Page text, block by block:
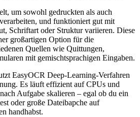
um sowohl gedruckten als auch
und funktioniert gut mit
Schriftart oder Struktur variieren. Diese
großartigen Option für die
Quellen wie Quittungen,
mit gemischtsprachigen Eingaben.
EasyOCR Deep-Learning-Verfahren
Es läuft effizient auf CPUs und
Aufgabe skalieren – egal ob du ein
oder große Dateibapche auf
handhabst.